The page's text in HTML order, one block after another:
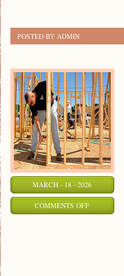
POSTED BY ADMIN
MARCH - 18 - 2026
COMMENTS OFFON